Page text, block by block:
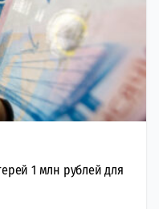
1 млн рублей для